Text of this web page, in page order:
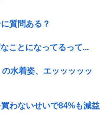
質問ある？
ことになってるって...
の水着姿、エッッッッッ
わないせいで84%も減益